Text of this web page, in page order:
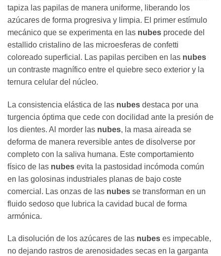
tapiza las papilas de manera uniforme, liberando los
azúcares de forma progresiva y limpia. El primer estímulo
mecánico que se experimenta en las nubes procede del
estallido cristalino de las microesferas de confetti
coloreado superficial. Las papilas perciben en las nubes
un contraste magnífico entre el quiebre seco exterior y la
ternura celular del núcleo.
La consistencia elástica de las nubes destaca por una
turgencia óptima que cede con docilidad ante la presión de
los dientes. Al morder las nubes, la masa aireada se
deforma de manera reversible antes de disolverse por
completo con la saliva humana. Este comportamiento
físico de las nubes evita la pastosidad incómoda común
en las golosinas industriales planas de bajo coste
comercial. Las onzas de las nubes se transforman en un
fluido sedoso que lubrica la cavidad bucal de forma
armónica.
La disolución de los azúcares de las nubes es impecable,
no dejando rastros de arenosidades secas en la garganta